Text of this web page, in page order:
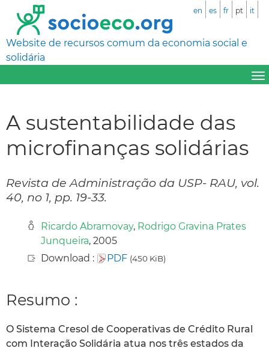
Website de recursos comum da economia social e
solidária
en es fr pt it
A sustentabilidade das
microfinanças solidárias
Revista de Administração da USP- RAU, vol.
40, no 1, pp. 19-33.
Ricardo Abramovay, Rodrigo Gravina Prates
Junqueira, 2005
Download :
PDF (450 KiB)
Resumo :
O Sistema Cresol de Cooperativas de Crédito Rural
com Interação Solidária atua nos três estados da